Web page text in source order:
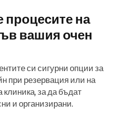
процесите на
вашия очен
си сигурни опции за
при резервация или на
за да бъдат
и организирани.